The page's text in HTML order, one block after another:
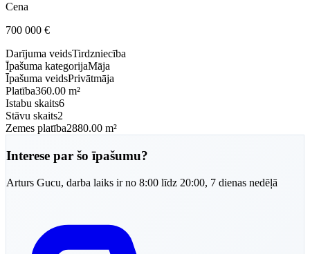
Cena
700 000 €
Darījuma veidsTirdzniecība
Īpašuma kategorijaMāja
Īpašuma veidsPrivātmāja
Platība360.00 m²
Istabu skaits6
Stāvu skaits2
Zemes platība2880.00 m²
Interese par šo īpašumu?
Arturs Gucu, darba laiks ir no 8:00 līdz 20:00, 7 dienas nedēļā